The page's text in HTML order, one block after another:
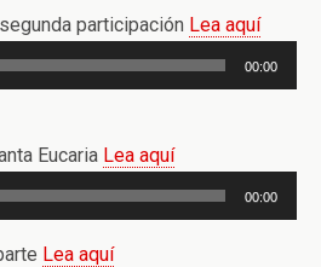
participación Lea aquí
00:00
Eucaria Lea aquí
00:00
Lea aquí